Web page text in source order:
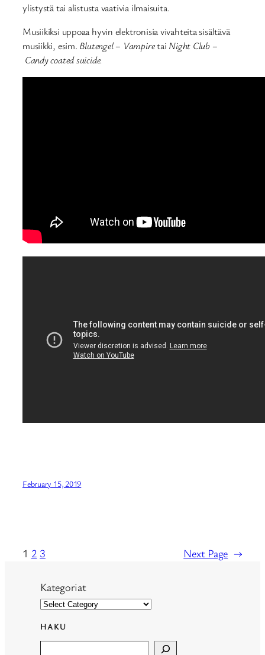
ylistystä tai alistusta vaativia ilmaisuita.
Musiikiksi uppoaa hyvin elektronisia vivahteita sisältävä
musiikki, esim. Blutengel – Vampiretai Night Club –
Candy coated suicide.
February 15, 2019
1 2 3 Next Page →
Kategoriat
HAKU